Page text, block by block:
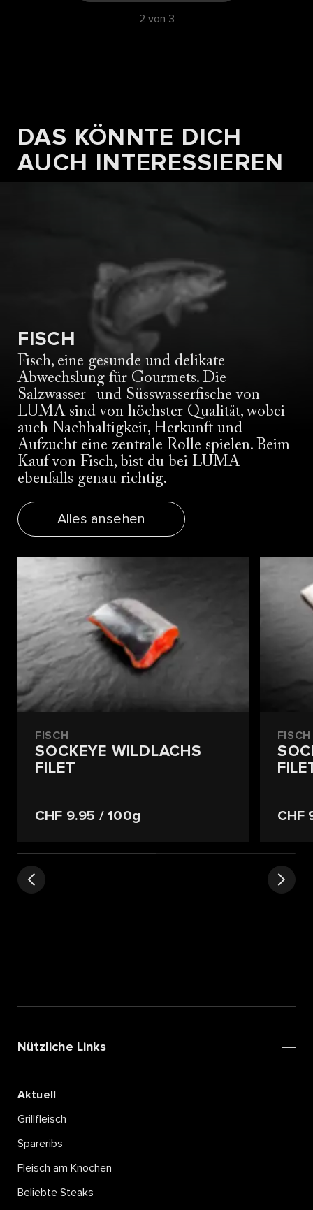
REZEPTE
FONDUE CHINOISE BOUILLON
2 von 3
DAS KÖNNTE DICH
AUCH INTERESSIEREN
FISCH
Fisch, eine gesunde und delikate
Abwechslung für Gourmets. Die
Salzwasser- und Süsswasserfische von
LUMA sind von höchster Qualität, wobei
auch Nachhaltigkeit, Herkunft und
Aufzucht eine zentrale Rolle spielen. Beim
Kauf von Fisch, bist du bei LUMA
ebenfalls genau richtig.
Alles ansehen
FISCH
SOCKEYE WILDLACHS
FILET
CHF 9.95 / 100g
FISCH
CHF
Nützliche Links
Aktuell
Grillfleisch
Spareribs
Fleisch am Knochen
Beliebte Steaks